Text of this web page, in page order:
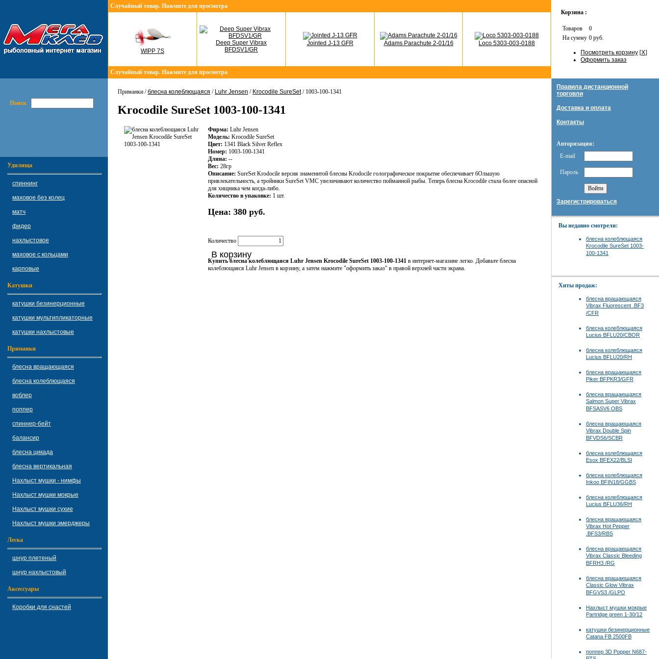
Случайный товар. Нажмите для просмотра
WIPP 7S
Deep Super Vibrax
BFDSV1/GR
Jointed J-13 GFR Adams Parachute 2-01/16 Loco 5303-003-0188
Случайный товар. Нажмите для просмотра
Корзина :
Товаров
0
На сумму 0 руб.
Посмотреть корзину [X]
Оформить заказ
Поиск
Удилища
спиннинг
маховое без колец
матч
фидер
нахлыстовое
маховое с кольцами
карповые
Катушки
катушки безинерционные
катушки мультипликаторные
катушки нахлыстовые
Приманки
блесна вращающаяся
блесна колеблющаяся
воблер
поппер
спиннер-бейт
балансир
блесна цикада
блесна вертикальная
Нахлыст мушки - нимфы
Нахлыст мушки мокрые
Нахлыст мушки сухие
Нахлыст мушки эмерджеры
Леска
шнур плетеный
шнур нахлыстовый
Аксессуары
Коробки для снастей
Приманки /блесна колеблющаяся / Luhr Jensen / Krocodile SureSet/ 1003-100-1341
Krocodile SureSet 1003-100-1341
Фирма: Luhr Jensen
Модель: Krocodile SureSet
Цвет: 1341 Black Silver Reflex
Номер: 1003-100-1341
Длина: --
Вес: 28гр
Описание: SureSet Krodocile версия знаменитой блесны Krodocile голографическое покрытие обеспечивает бОльшую
привлекательность, а тройники SureSet VMC увеличивают количество пойманной рыбы. Теперь блесна Krocodile стала более опасной
для хищника чем когда-либо.
Количество в упаковке: 1 шт.
Цена: 380 руб.
Количество
В корзину
Купить блесна колеблющаяся Luhr Jensen Krocodile SureSet 1003-100-1341 в интернет-магазине легко. Добавьте блесна
колеблющаяся Luhr Jensen в корзину, а затем нажмите "оформить заказ" в правой верхней части экрана.
Правила дистанционной
торговли
Доставка и оплата
Контакты
Авторизация:
E-mail
Пароль
Зарегистрироваться
Вы недавно смотрели:
блесна колеблющаяся
Krocodile SureSet 1003-
100-1341
Хиты продаж:
блесна вращающаяся
Vibrax Fluorescent .BF3
/CFR
блесна колеблющаяся
Lucius BFLU20/CBOR
блесна колеблющаяся
Lucius BFLU20/RH
блесна вращающаяся
Piker BFPKR3/GFR
блесна вращающаяся
Salmon Super Vibrax
BFSASV6 OBS
блесна вращающаяся
Vibrax Double Spin
BFVDS6/SCBR
блесна колеблющаяся
Esox BFEX22/BLSI
блесна колеблющаяся
Inkoo BFIN18/GGBS
блесна колеблющаяся
Lucius BFLU36/RH
блесна вращающаяся
Vibrax Hot Pepper
.BFS3/RBS
блесна вращающаяся
Vibrax Classic Bleeding
BFRH3 /RG
блесна вращающаяся
Classic Glow Vibrax
BFGVS3 /GLPO
Нахлыст мушки мокрые
Partridge green 1-30/12
катушки безинерционные
Catana FB 2500FB
поппер 3D Popper N687-